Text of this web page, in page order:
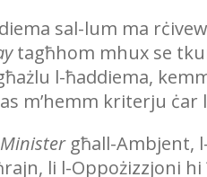
sal-lum ma
tagħhom mhux se
l-ħaddiema,
m’hemm kriterju
għall-Ambjent,
li l-Oppożizzjoni